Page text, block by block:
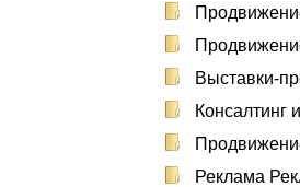
Выставки-
Консалтинг
Реклама